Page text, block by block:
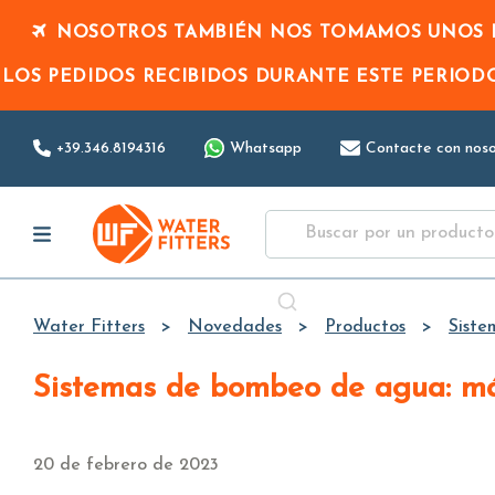
NOSOTROS TAMBIÉN NOS TOMAMOS UNOS
LOS PEDIDOS RECIBIDOS DURANTE ESTE
+39.346.8194316 Whatsapp Contacte con
Water Fitters Novedades Productos
Sistemas de bombeo de agua:
20 de febrero de 2023